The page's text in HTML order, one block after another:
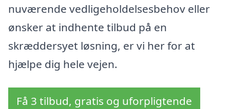
nuværende vedligeholdelsesbehov eller
ønsker at indhente tilbud på en
skræddersyet løsning, er vi her for at
hjælpe dig hele vejen.
Få 3 tilbud, gratis og uforpligtende